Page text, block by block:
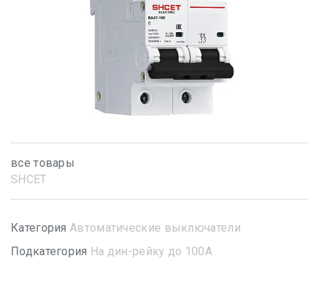
все товары
SHСET
Категория Автоматические выключатели
Подкатегория На дин-рейку до 100А